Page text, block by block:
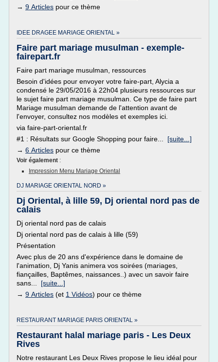
→ 9 Articles pour ce thème
IDEE DRAGEE MARIAGE ORIENTAL »
Faire part mariage musulman - exemple-
fairepart.fr
Faire part mariage musulman, ressources
Besoin d'idées pour envoyer votre faire-part, Alycia a
condensé le 29/05/2016 à 22h04 plusieurs ressources sur
le sujet faire part mariage musulman. Ce type de faire part
Mariage musulman demande de l'attention avant de
l'envoyer, consultez nos modèles et exemples ici.
via faire-part-oriental.fr
#1 : Résultats sur Google Shopping pour faire... [suite...]
→ 6 Articles pour ce thème
Voir également :
Impression Menu Mariage Oriental
DJ MARIAGE ORIENTAL NORD »
Dj Oriental, à lille 59, Dj oriental nord pas de
calais
Dj oriental nord pas de calais
Dj oriental nord pas de calais à lille (59)
Présentation
Avec plus de 20 ans d'expérience dans le domaine de
l'animation, Dj Yanis animera vos soirées (mariages,
fiançailles, Baptêmes, naissances..) avec un savoir faire
sans... [suite...]
→ 9 Articles (et 1 Vidéos) pour ce thème
RESTAURANT MARIAGE PARIS ORIENTAL »
Restaurant halal mariage paris - Les Deux
Rives
Notre restaurant Les Deux Rives propose le lieu idéal pour